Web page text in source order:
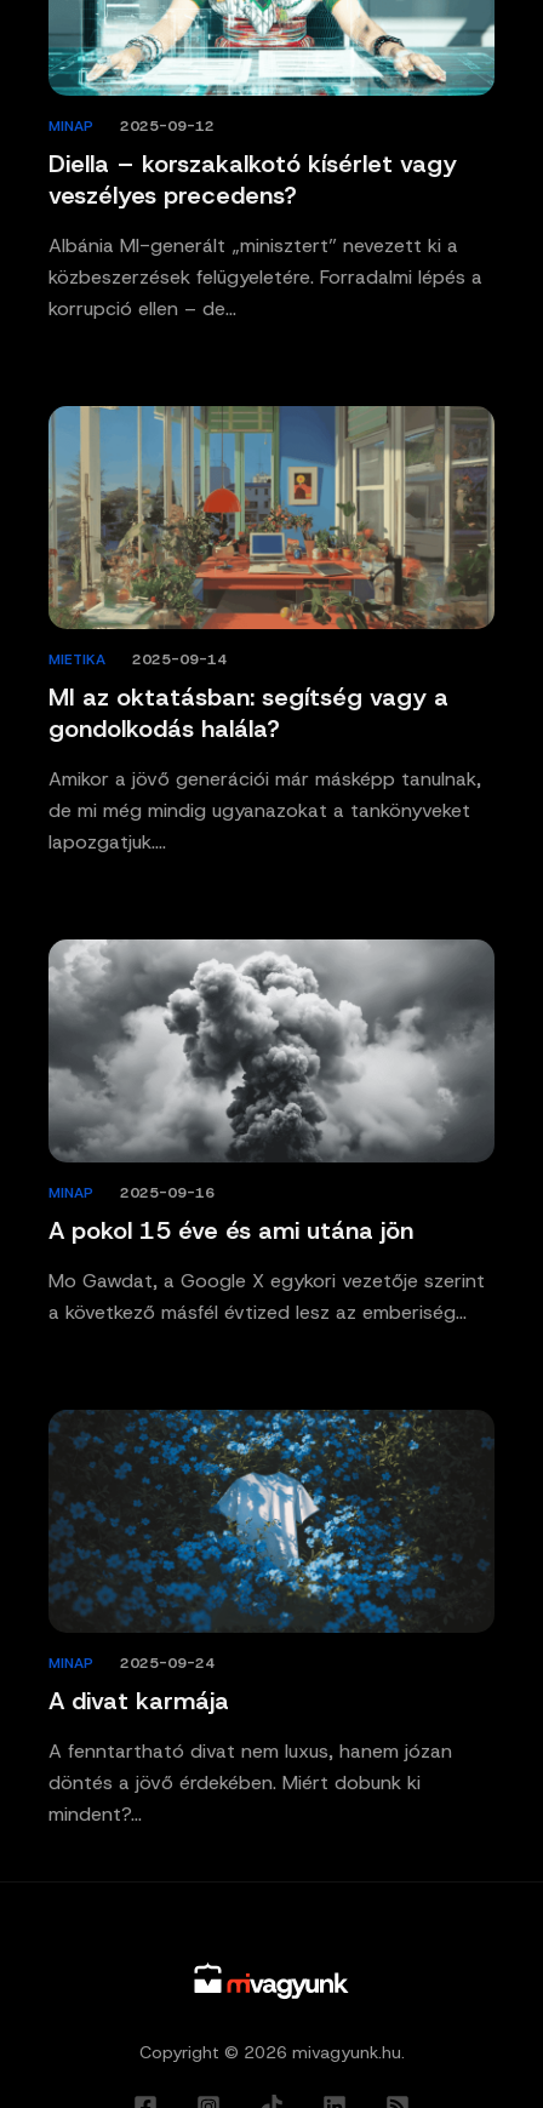
Diella – korszakalkotó kísérlet vagy
veszélyes precedens?
MINAP 2025-09-12
Albánia MI-generált „minisztert” nevezett ki a
közbeszerzések felügyeletére. Forradalmi lépés a
korrupció ellen – de…
MI az oktatásban: segítség vagy a
gondolkodás halála?
MIETIKA 2025-09-14
Amikor a jövő generációi már másképp tanulnak,
de mi még mindig ugyanazokat a tankönyveket
lapozgatjuk.…
A pokol 15 éve és ami utána jön
MINAP 2025-09-16
Mo Gawdat, a Google X egykori vezetője szerint
a következő másfél évtized lesz az emberiség…
A divat karmája
MINAP 2025-09-24
A fenntartható divat nem luxus, hanem józan
döntés a jövő érdekében. Miért dobunk ki
mindent?…
Copyright © 2026 mivagyunk.hu.